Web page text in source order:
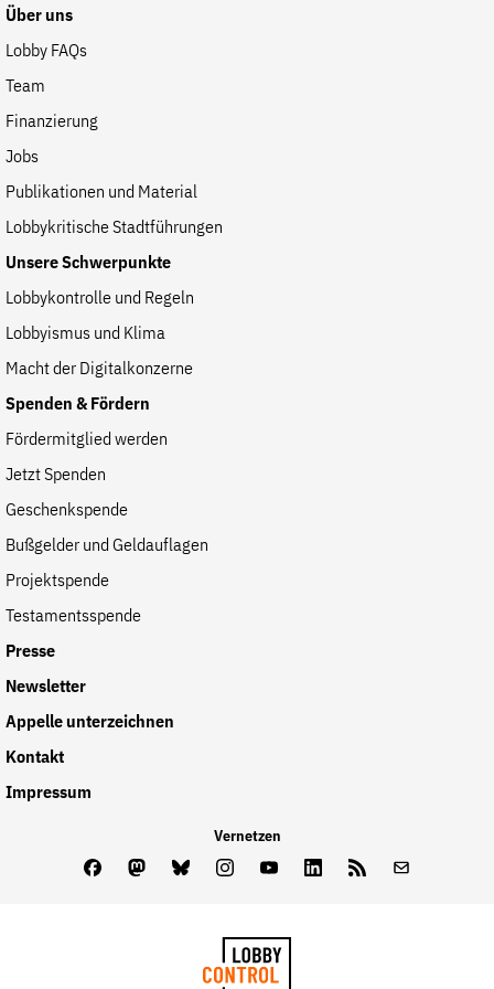
Fördermitglied werden
Jetzt Spenden
Geschenkspende
Bußgelder und Geldauflagen
Projektspende
Testamentsspende
Presse
Newsletter
Appelle unterzeichnen
Kontakt
Impressum
Suche
der
Website
FacebookMastodonBluesky
Über uns
Lobby FAQs
Team
Finanzierung
Jobs
Publikationen und Material
Lobbykritische Stadtführungen
Unsere Schwerpunkte
Lobbykontrolle und Regeln
Lobbyismus und Klima
Macht der Digitalkonzerne
Spenden & Fördern
Fördermitglied werden
Jetzt Spenden
Geschenkspende
Bußgelder und Geldauflagen
Projektspende
Testamentsspende
Presse
Newsletter
Appelle unterzeichnen
Kontakt
Impressum
Vernetzen
FacebookMastodon
BlueskyInstagram
YoutubeLinkedInFeed